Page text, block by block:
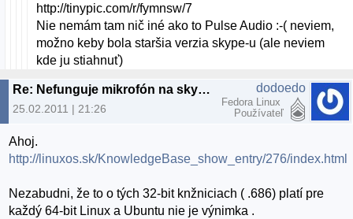
http://tinypic.com/r/fymnsw/7
Nie nemám tam nič iné ako to Pulse Audio :-( neviem,
možno keby bola staršia verzia skype-u (ale neviem
kde ju stiahnuť)
Re: Nefunguje mikrofón na skype
25.02.2011 | 21:26
dodoedo
Fedora Linux
Používateľ
Ahoj.
http://linuxos.sk/KnowledgeBase_show_entry/276/index.html
Nezabudni, že to o tých 32-bit knžniciach ( .686) platí pre
každý 64-bit Linux a Ubuntu nie je výnimka .